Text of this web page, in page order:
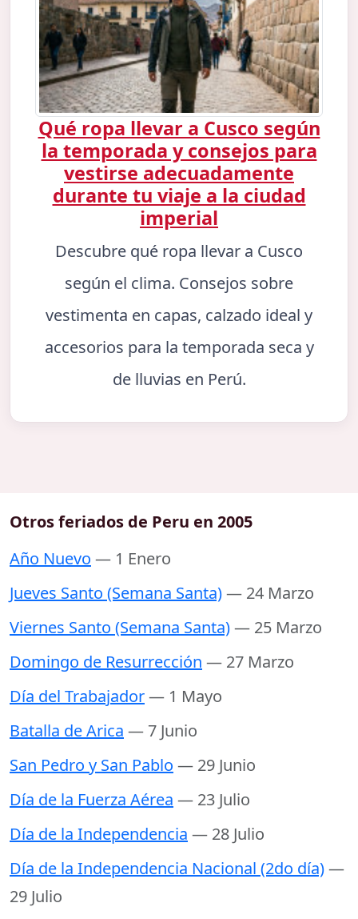
Qué ropa llevar a Cusco según
la temporada y consejos para
vestirse adecuadamente
durante tu viaje a la ciudad
imperial
Descubre qué ropa llevar a Cusco
según el clima. Consejos sobre
vestimenta en capas, calzado ideal y
accesorios para la temporada seca y
de lluvias en Perú.
Otros feriados de Peru en 2005
Año Nuevo — 1 Enero
Jueves Santo (Semana Santa)— 24 Marzo
Viernes Santo (Semana Santa)— 25 Marzo
Domingo de Resurrección — 27 Marzo
Día del Trabajador— 1 Mayo
Batalla de Arica — 7 Junio
San Pedro y San Pablo — 29 Junio
Día de la Fuerza Aérea — 23 Julio
Día de la Independencia — 28 Julio
Día de la Independencia Nacional (2do día)—
29 Julio